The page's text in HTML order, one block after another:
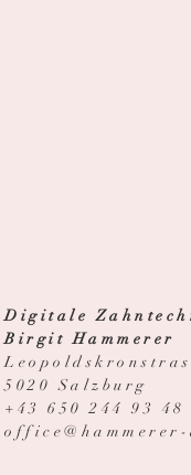
Digitale
Birgit Hammerer
5020 Salzburg
+43 650 244 93 48